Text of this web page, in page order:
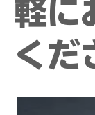
軽に
くだ